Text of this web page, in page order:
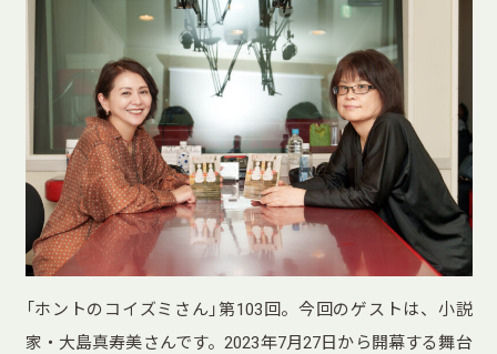
「ホントのコイズミさん」第103回。今回のゲストは、小説
家・大島真寿美さんです。2023年7月27日から開幕する舞台